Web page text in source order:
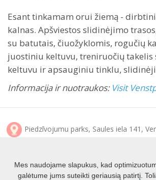
Esant tinkamam orui žiemą -
kalnas. Apšviestos slidinėjimo
su batutais, čiuožyklomis, rogučių
juostiniu keltuvu, treniruočių takelis
keltuvu ir apsauginiu tinklu,
Informacija ir nuotraukos: Visit
Piedzīvojumu parks, Saules iela 141,
www.piedzivojumuparks.lv/
Mes naudojame slapukus, kad
galėtume jums suteikti geriausią patirtį.